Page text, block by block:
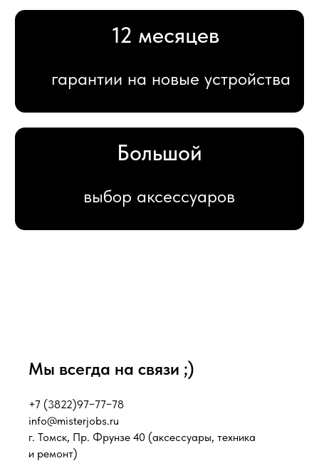
Мы всегда на связи ;)
+7 (3822)97−77−78
info@misterjobs.ru
г. Томск, Пр. Фрунзе 40 (аксессуары, техника
и ремонт)